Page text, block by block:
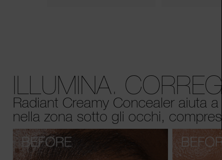
ILLUMINA.
Radiant Creamy Concealer aiuta a
nella zona sotto gli occhi,